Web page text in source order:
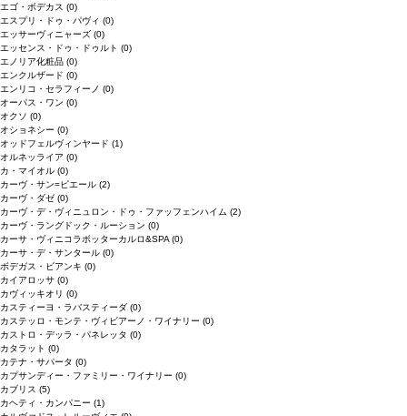
エゴ・ボデカス (0)
エスプリ・ドゥ・パヴィ (0)
エッサーヴィニャーズ (0)
エッセンス・ドゥ・ドゥルト (0)
エノリア化粧品 (0)
エンクルザード (0)
エンリコ・セラフィーノ (0)
オーパス・ワン (0)
オクソ (0)
オショネシー (0)
オッドフェルヴィンヤード (1)
オルネッライア (0)
カ・マイオル (0)
カーヴ・サン=ピエール (2)
カーヴ・ダゼ (0)
カーヴ・デ・ヴィニュロン・ドゥ・ファッフェンハイム (2)
カーヴ・ラングドック・ルーション (0)
カーサ・ヴィニコラボッターカルロ&SPA (0)
カーサ・デ・サンタール (0)
ボデガス・ビアンキ (0)
カイアロッサ (0)
カヴィッキオリ (0)
カスティーヨ・ラバスティーダ (0)
カステッロ・モンテ・ヴィビアーノ・ワイナリー (0)
カストロ・デッラ・パネレッタ (0)
カタラット (0)
カテナ・サパータ (0)
カプサンディー・ファミリー・ワイナリー (0)
カブリス (5)
カヘティ・カンパニー (1)